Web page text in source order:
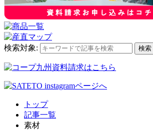
検索対象: 検索
トップ
記事一覧
素材